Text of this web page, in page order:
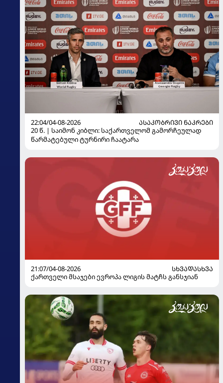
22:04/04-08-2026
ᲐᲡᲐᲙᲝᲑᲠᲘᲕᲘ ᲜᲐᲙᲠᲔᲑᲘ
20 წ. | საიმონ კიბლი: საქართველომ გამორჩეულად
წარმატებული ტურნირი ჩაატარა
21:07/04-08-2026
ᲡᲮᲕᲐᲓᲐᲡᲮᲕᲐ
ქართველი მსაჯები ევროპა ლიგის მატჩს განსჯიან